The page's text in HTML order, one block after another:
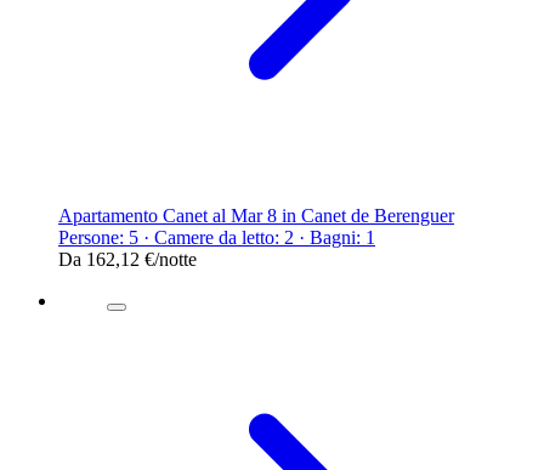
Apartamento Canet al Mar 8 in Canet de Berenguer
Persone: 5 · Camere da letto: 2 · Bagni: 1
Da 162,12 €/notte